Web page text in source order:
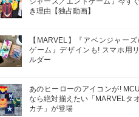
き理由【独占動画】
【MARVEL】『アベンジャー
ゲーム』デザインも! スマホ用
ルダー
あのヒーローのアイコンが!
なら絶対揃えたい「MARVELタ
カチ」が登場